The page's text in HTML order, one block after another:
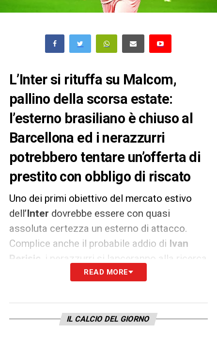
L’Inter si rituffa su Malcom,
pallino della scorsa estate:
l’esterno brasiliano è chiuso al
Barcellona ed i nerazzurri
potrebbero tentare un’offerta di
prestito con obbligo di riscato
Uno dei primi obiettivo del mercato estivo
dell’Inter dovrebbe essere con quasi
assoluta certezza un esterno di attacco.
Complice anche il probabile addio di Ivan
Perisic
, i nerazzurri si lanceranno alla ricerca
di una pedina di livello senza dover più fare
Finanziario. Tra i nomi che tornano di moda
in casa nerazzurra c’è anche un obiettivo
READ MORE
IL CALCIO DEL GIORNO